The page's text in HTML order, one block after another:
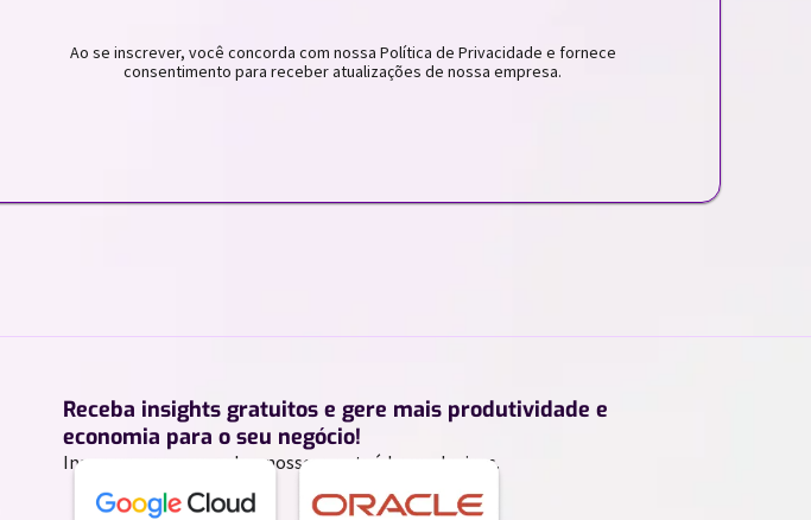
Ao se inscrever, você concorda com nossa Política de Privacidade e fornece
consentimento para receber atualizações de nossa empresa.
Receba insights gratuitos e gere mais produtividade e
economia para o seu negócio!
Inscreva-se para receber nossos conteúdos exclusivos.